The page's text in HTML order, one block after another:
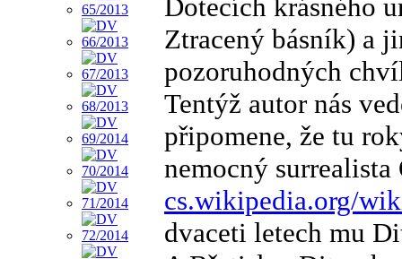
Dotecích krásného
Ztracený básník) a
pozoruhodných
Tentýž autor nás
připomene, že tu
nemocný
cs.wikipedia.org/
dvaceti letech mu